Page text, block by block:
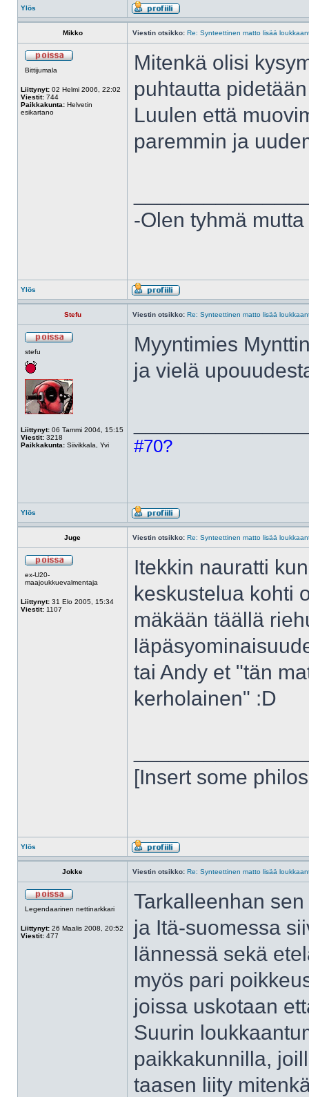
Ylös
Mikko Viestin otsikko: Re: Synteettinen matto lisää
Bittijumala
Liittynyt: 02 Helmi 2006, 22:02
Viestit: 744
Paikkakunta: Helvetin
esikartano
Mitenkä olisi
puhtautta
Luulen että
paremmin ja
-Olen tyhmä
Ylös
Stefu Viestin otsikko: Re: Synteettinen matto lisää
stefu
Liittynyt: 06 Tammi 2004, 15:15
Viestit: 3218
Paikkakunta: Siivikkala, Yvi
Myyntimies
ja vielä
#70?
Ylös
Juge Viestin otsikko: Re: Synteettinen matto lisää
ex-U20-
maajoukkuevalmentaja
Liittynyt: 31 Elo 2005, 15:34
Viestit: 1107
Itekkin nauratti
keskustelua kohti
mäkään täällä
tai Andy et "tän
kerholainen" :D
[Insert some
Ylös
Jokke Viestin otsikko: Re: Synteettinen matto lisää
Legendaarinen nettinarkkari
Liittynyt: 26 Maalis 2008, 20:52
Viestit: 477
Tarkalleenhan
ja Itä-suomessa
lännessä sekä
myös pari
joissa uskotaan
Suurin
paikkakunnilla,
taasen liity